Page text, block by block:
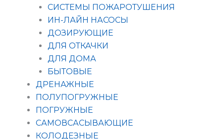
СИСТЕМЫ ПОЖАРОТУШЕНИЯ
ИН-ЛАЙН НАСОСЫ
ДОЗИРУЮЩИЕ
ДЛЯ ОТКАЧКИ
ДЛЯ ДОМА
БЫТОВЫЕ
ДРЕНАЖНЫЕ
ПОЛУПОГРУЖНЫЕ
ПОГРУЖНЫЕ
САМОВСАСЫВАЮЩИЕ
КОЛОДЕЗНЫЕ